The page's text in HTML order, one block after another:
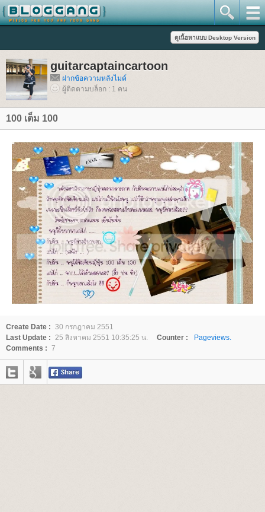
guitarcaptaincartoon
ฝากข้อความหลังไมค์
ผู้ติดตามบล็อก : 1 คน
100 เต็ม 100
Create Date : 30 กรกฎาคม 2551
Last Update :
25 สิงหาคม 2551 10:35:25 น. Counter :
Pageviews.
Comments : 7